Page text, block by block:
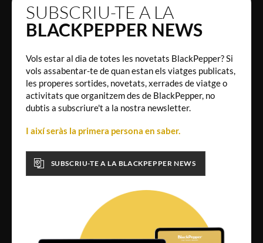
SUBSCRIU-TE A LA
BLACKPEPPER NEWS
Vols estar al dia de totes les novetats BlackPepper? Si
vols assabentar-te de quan estan els viatges publicats,
les properes sortides, novetats, xerrades de viatge o
activitats que organitzem des de BlackPepper, no
dubtis a subscriure't a la nostra newsletter.
I així seràs la primera persona en saber.
SUBSCRIU-TE A LA BLACKPEPPER NEWS